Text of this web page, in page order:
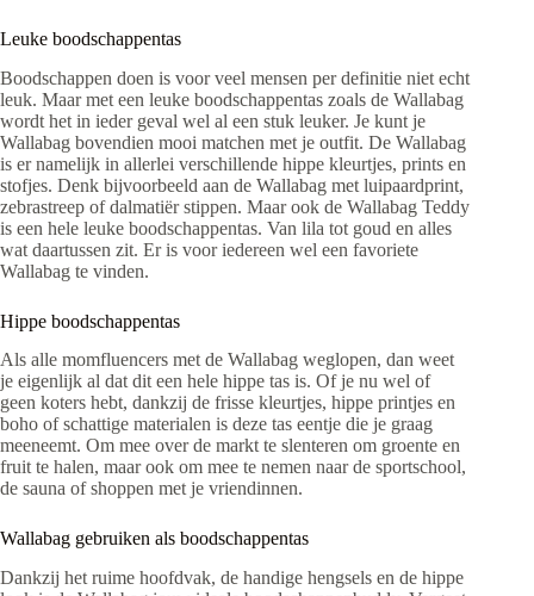
Leuke boodschappentas
Boodschappen doen is voor veel mensen per definitie niet echt
leuk. Maar met een leuke boodschappentas zoals de Wallabag
wordt het in ieder geval wel al een stuk leuker. Je kunt je
Wallabag bovendien mooi matchen met je outfit. De Wallabag
is er namelijk in allerlei verschillende hippe kleurtjes, prints en
stofjes. Denk bijvoorbeeld aan de Wallabag met luipaardprint,
zebrastreep of dalmatiër stippen. Maar ook de Wallabag Teddy
is een hele leuke boodschappentas. Van lila tot goud en alles
wat daartussen zit. Er is voor iedereen wel een favoriete
Wallabag te vinden.
Hippe boodschappentas
Als alle momfluencers met de Wallabag weglopen, dan weet
je eigenlijk al dat dit een hele hippe tas is. Of je nu wel of
geen koters hebt, dankzij de frisse kleurtjes, hippe printjes en
boho of schattige materialen is deze tas eentje die je graag
meeneemt. Om mee over de markt te slenteren om groente en
fruit te halen, maar ook om mee te nemen naar de sportschool,
de sauna of shoppen met je vriendinnen.
Wallabag gebruiken als boodschappentas
Dankzij het ruime hoofdvak, de handige hengsels en de hippe